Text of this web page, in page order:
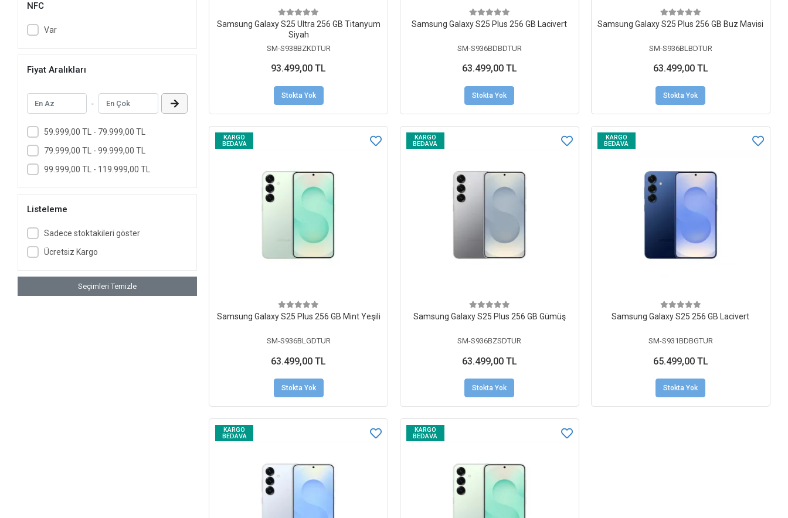
NFC
Var
Fiyat Aralıkları
-
59.999,00 TL - 79.999,00 TL
79.999,00 TL - 99.999,00 TL
99.999,00 TL - 119.999,00 TL
Listeleme
Sadece stoktakileri göster
Ücretsiz Kargo
Seçimleri Temizle
Samsung Galaxy S25 Ultra 256 GB Titanyum
Siyah
SM-S938BZKDTUR
93.499,00 TL
Stokta Yok
Samsung Galaxy S25 Plus 256 GB Lacivert
SM-S936BDBDTUR
63.499,00 TL
Stokta Yok
Samsung Galaxy S25 Plus 256 GB Buz Mavisi
SM-S936BLBDTUR
63.499,00 TL
Stokta Yok
KARGO
BEDAVA
Samsung Galaxy S25 Plus 256 GB Mint Yeşili
SM-S936BLGDTUR
63.499,00 TL
Stokta Yok
KARGO
BEDAVA
Samsung Galaxy S25 Plus 256 GB Gümüş
SM-S936BZSDTUR
63.499,00 TL
Stokta Yok
KARGO
BEDAVA
Samsung Galaxy S25 256 GB Lacivert
SM-S931BDBGTUR
65.499,00 TL
Stokta Yok
KARGO
BEDAVA
KARGO
BEDAVA